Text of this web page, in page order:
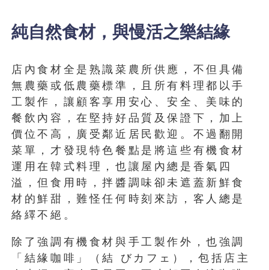
純自然食材，與慢活之樂結緣
店內食材全是熟識菜農所供應，不但具備
無農藥或低農藥標準，且所有料理都以手
工製作，讓顧客享用安心、安全、美味的
餐飲內容，在堅持好品質及保證下，加上
價位不高，廣受鄰近居民歡迎。不過翻開
菜單，才發現特色餐點是將這些有機食材
運用在韓式料理，也讓屋內總是香氣四
溢，但食用時，拌醬調味卻未遮蓋新鮮食
材的鮮甜，難怪任何時刻來訪，客人總是
絡繹不絕。
除了強調有機食材與手工製作外，也強調
「結緣咖啡」（結 びカフェ），包括店主